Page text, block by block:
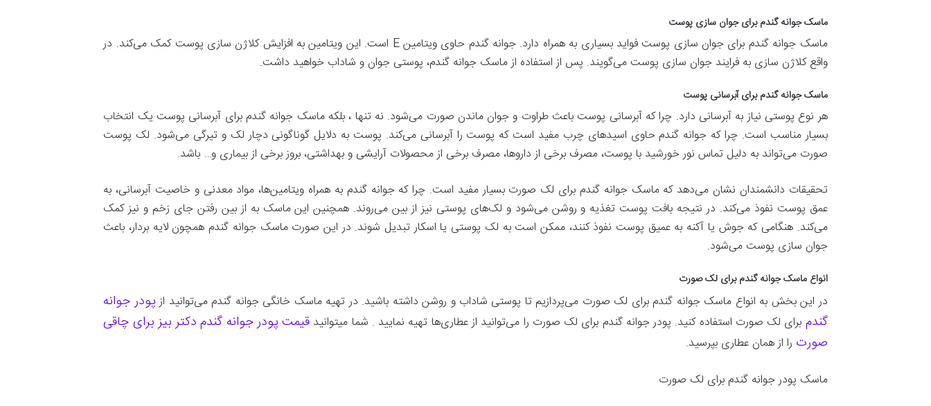
ماسک جوانه گندم برای جوان سازی پوست
ماسک جوانه گندم برای جوان سازی پوست فواید بسیاری به همراه دارد. جوانه گندم حاوی ویتامین E است. این ویتامین به افزایش کلاژن سازی پوست کمک می‌کند. در
واقع کلاژن سازی به فرایند جوان سازی پوست می‌گویند. پس از استفاده از ماسک جوانه گندم، پوستی جوان و شاداب خواهید داشت.
ماسک جوانه گندم برای آبرسانی پوست
هر نوع پوستی نیاز به آبرسانی دارد. چرا که آبرسانی پوست باعث طراوت و جوان ماندن صورت می‌شود. نه تنها ، بلکه ماسک جوانه گندم برای آبرسانی پوست یک انتخاب
بسیار مناسب است. چرا که جوانه گندم حاوی اسیدهای چرب مفید است که پوست را آبرسانی می‌کند. پوست به دلایل گوناگونی دچار لک و تیرگی می‌شود. لک پوست
صورت می‌تواند به دلیل تماس نور خورشید با پوست، مصرف برخی از داروها، مصرف برخی از محصولات آرایشی و بهداشتی، بروز برخی از بیماری و… باشد.
تحقیقات دانشمندان نشان می‌دهد که ماسک جوانه گندم برای لک صورت بسیار مفید است. چرا که جوانه گندم به همراه ویتامین‌ها، مواد معدنی و خاصیت آبرسانی، به
عمق پوست نفوذ می‌کند. در نتیجه بافت پوست تغذیه و روشن می‌شود و لک‌‌های پوستی نیز از بین می‌روند. همچنین این ماسک به از بین رفتن جای زخم و نیز کمک
می‌کند. هنگامی که جوش یا آکنه به عمیق پوست نفوذ کنند، ممکن است به لک پوستی یا اسکار تبدیل شوند. در این صورت ماسک جوانه گندم همچون لایه بردار، باعث
جوان سازی پوست می‌شود.
انواع ماسک جوانه گندم برای لک صورت
در این بخش به انواع ماسک جوانه گندم برای لک صورت می‌پردازیم تا پوستی شاداب و روشن داشته باشید. در تهیه ماسک خانگی جوانه گندم می‌توانید ازپودر جوانه
گندم برای لک صورت استفاده کنید. پودر جوانه گندم برای لک صورت را می‌توانید از عطاری‌ها تهیه نمایید . شما میتوانید قیمت پودر جوانه گندم دکتر بیز برای چاقی
صورت را از همان عطاری بپرسید.
ماسک پودر جوانه گندم برای لک صورت